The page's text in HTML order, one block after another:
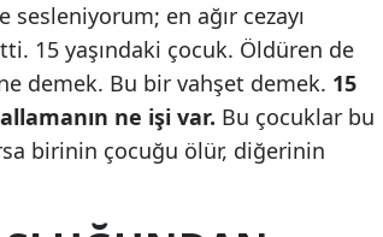
en ağır cezayı
15 yaşındaki çocuk. Öldüren de
demek. Bu bir vahşet demek. 15
ne işi var. Bu çocuklar bu
birinin çocuğu ölür, diğerinin